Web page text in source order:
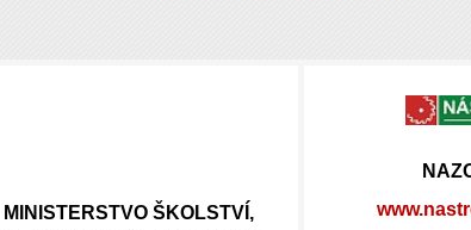
MINISTERSTVO ŠKOLSTVÍ,